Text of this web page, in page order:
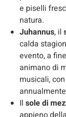
e piselli
natura.
Juhannus, il
calda
evento, a
animano di
musicali,
Il sole di